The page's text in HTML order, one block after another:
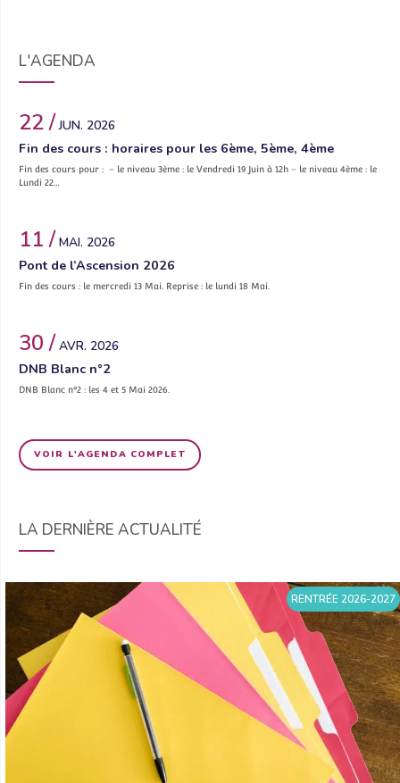
L'AGENDA
22 /JUN. 2026
Fin des cours : horaires pour les 6ème, 5ème, 4ème
Fin des cours pour : – le niveau 3ème : le Vendredi 19 Juin à 12h – le niveau 4ème : le
Lundi 22…
11 / MAI. 2026
Pont de l’Ascension 2026
Fin des cours : le mercredi 13 Mai. Reprise : le lundi 18 Mai.
30 / AVR. 2026
DNB Blanc n°2
DNB Blanc n°2 : les 4 et 5 Mai 2026.
VOIR L'AGENDA COMPLET
LA DERNIÈRE ACTUALITÉ
RENTRÉE 2026-2027